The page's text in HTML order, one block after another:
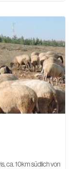
ca. 10km südlich von